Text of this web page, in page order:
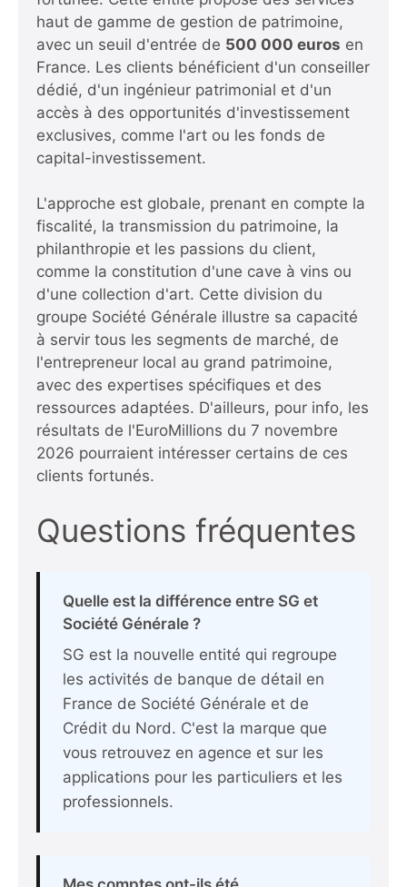
haut de gamme de gestion de patrimoine,
avec un seuil d'entrée de 500 000 euros en
France. Les clients bénéficient d'un conseiller
dédié, d'un ingénieur patrimonial et d'un
accès à des opportunités d'investissement
exclusives, comme l'art ou les fonds de
capital-investissement.
L'approche est globale, prenant en compte la
fiscalité, la transmission du patrimoine, la
philanthropie et les passions du client,
comme la constitution d'une cave à vins ou
d'une collection d'art. Cette division du
groupe Société Générale illustre sa capacité
à servir tous les segments de marché, de
l'entrepreneur local au grand patrimoine,
avec des expertises spécifiques et des
ressources adaptées. D'ailleurs, pour info, les
résultats de l'EuroMillions du 7 novembre
2026 pourraient intéresser certains de ces
clients fortunés.
Questions fréquentes
Quelle est la différence entre SG et
Société Générale ?
SG est la nouvelle entité qui regroupe
les activités de banque de détail en
France de Société Générale et de
Crédit du Nord. C'est la marque que
vous retrouvez en agence et sur les
applications pour les particuliers et les
professionnels.